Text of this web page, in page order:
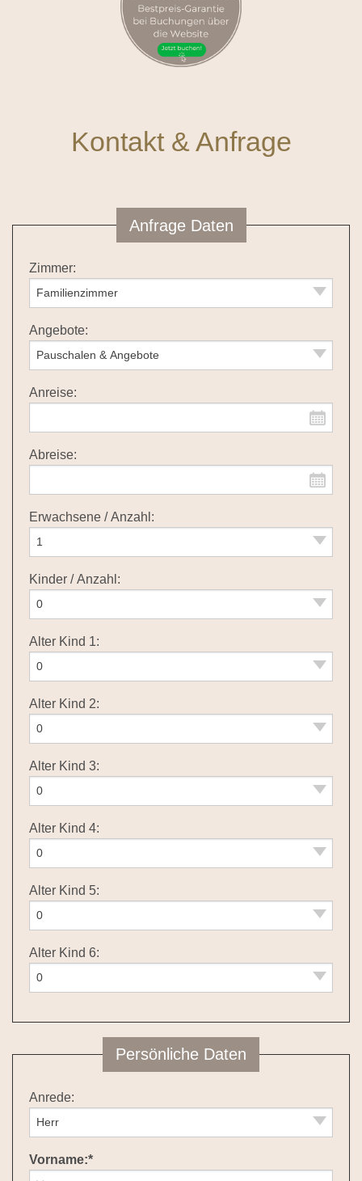
Kontakt & Anfrage
Anfrage Daten
Zimmer:
Angebote:
Anreise:
Abreise:
Erwachsene / Anzahl:
Kinder / Anzahl:
Alter Kind 1:
Alter Kind 2:
Alter Kind 3:
Alter Kind 4:
Alter Kind 5:
Alter Kind 6:
Persönliche Daten
Anrede:
Vorname:*